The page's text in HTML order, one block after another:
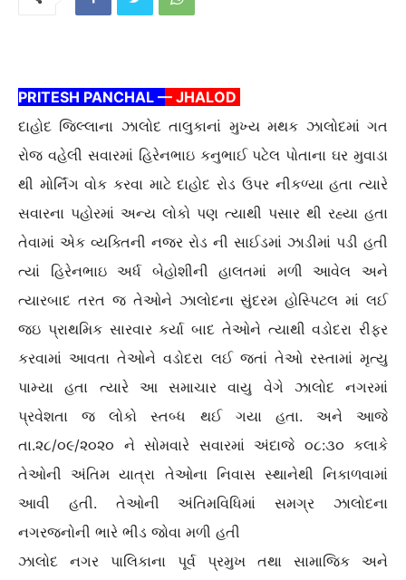
PRITESH PANCHAL –– JHALOD
દાહોદ જિલ્લાના ઝાલોદ તાલુકાનાં મુખ્ય મથક ઝાલોદમાં ગત
રોજ વહેલી સવારમાં હિરેનભાઇ કનુભાઈ પટેલ પોતાના ઘર મુવાડા
થી મોર્નિંગ વોક કરવા માટે દાહોદ રોડ ઉપર નીકળ્યા હતા ત્યારે
સવારના પહોરમાં અન્ય લોકો પણ ત્યાથી પસાર થી રહ્યા હતા
તેવામાં એક વ્યક્તિની નજર રોડ ની સાઈડમાં ઝાડીમાં પડી હતી
ત્યાં હિરેનભાઇ અર્ધ બેહોશીની હાલતમાં મળી આવેલ અને
ત્યારબાદ તરત જ તેઓને ઝાલોદના સુંદરમ હોસ્પિટલ માં લઈ
જઇ પ્રાથમિક સારવાર કર્યા બાદ તેઓને ત્યાથી વડોદરા રીફર
કરવામાં આવતા તેઓને વડોદરા લઈ જતાં તેઓ રસ્તામાં મૃત્યુ
પામ્યા હતા ત્યારે આ સમાચાર વાયુ વેગે ઝાલોદ નગરમાં
પ્રવેશતા જ લોકો સ્તબ્ધ થઈ ગયા હતા. અને આજે
તા.૨૮/૦૯/૨૦૨૦ ને સોમવારે સવારમાં અંદાજે ૦૮:૩૦ કલાકે
તેઓની અંતિમ યાત્રા તેઓના નિવાસ સ્થાનેથી નિકાળવામાં
આવી હતી. તેઓની અંતિમવિધિમાં સમગ્ર ઝાલોદના
નગરજનોની ભારે ભીડ જોવા મળી હતી
ઝાલોદ નગર પાલિકાના પૂર્વ પ્રમુખ તથા સામાજિક અને